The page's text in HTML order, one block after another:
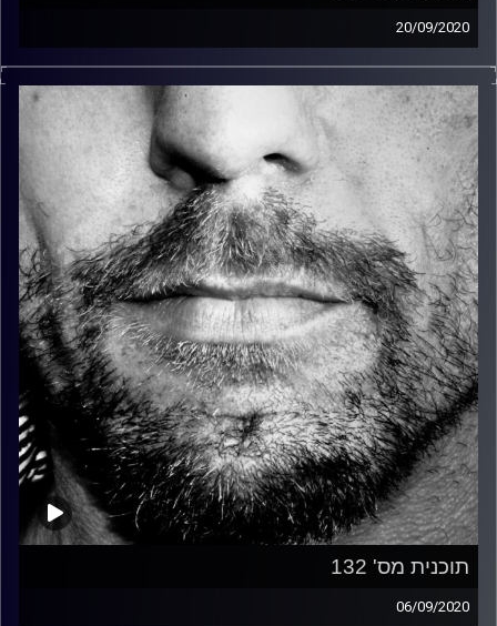
20/09/2020
זיפים, מוזיקה מחוספסת של הופעות חיות. הרבה ג'אם, רוק,
בלוז, bluegrass, ג'אז, Fאנק, פרוגרסיב ואפילו אלקטרוניקה.
כל מה שחי, אמיתי ונושם.
עם שמוליק רגב.
קרדיט תמונות: David Goehring
תוכנית מס' 132
06/09/2020